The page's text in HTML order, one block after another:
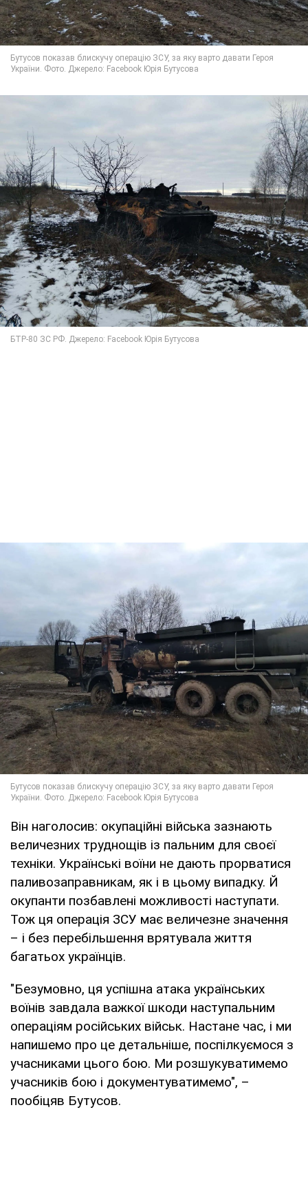
Він наголосив: окупаційні війська зазнають
величезних труднощів із пальним для своєї
техніки. Українські воїни не дають прорватися
паливозаправникам, як і в цьому випадку. Й
окупанти позбавлені можливості наступати.
Тож ця операція ЗСУ має величезне значення
– і без перебільшення врятувала життя
багатьох українців.
"Безумовно, ця успішна атака українських
воїнів завдала важкої шкоди наступальним
операціям російських військ. Настане час, і ми
напишемо про це детальніше, поспілкуємося з
учасниками цього бою. Ми розшукуватимемо
учасників бою і документуватимемо", –
пообіцяв Бутусов.